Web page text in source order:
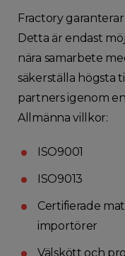
Fractory
Detta är endast
nära samarbete
säkerställa högsta
partners igenom
Allmänna villkor:
ISO9001
ISO9013
Certifierade
importörer
Välskött och